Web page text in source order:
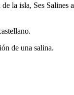
de la isla, Ses Salines
de una salina.